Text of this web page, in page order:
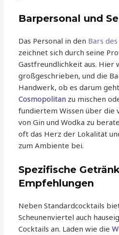
Barpersonal und
Das Personal in den Bars
zeichnet sich durch seine
Gastfreundlichkeit aus. Hier
großgeschrieben, und die
Handwerk, ob es darum
Cosmopolitan zu mischen
fundiertem Wissen über die
von Gin und Wodka zu
oft das Herz der Lokalität
zum Ambiente bei.
Spezifische
Empfehlungen
Neben Standardcocktails
Scheunenviertel auch
Cocktails an. Läden wie die